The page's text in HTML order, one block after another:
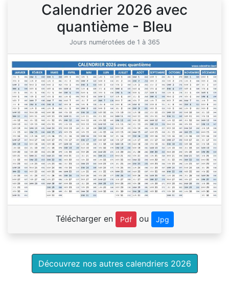
Calendrier 2026 avec
quantième - Bleu
Jours numérotées de 1 à 365
Télécharger en Pdf ou Jpg
Découvrez nos autres calendriers 2026